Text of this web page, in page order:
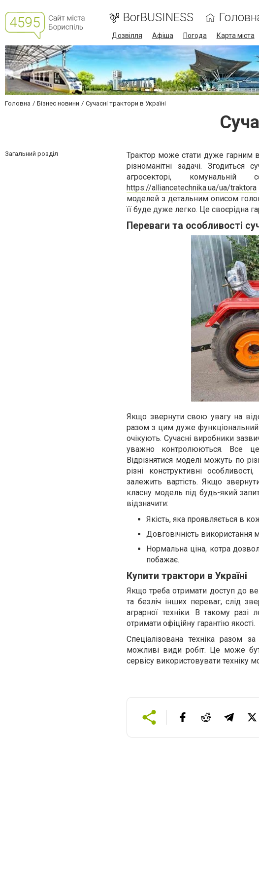
BorBUSINESS
Дозвілля Афіша Погода Карта міста
Головна Бізнес новини Сучасні трактори в Україні
Загальний розділ
Трактор може стати дуже гарним
різноманітні задачі.
агросекторі,
https://alliancetechnika.ua/ua/traktora
моделей з детальним описом
її буде дуже легко. Це своєрідна
Переваги та особливості
Якщо звернути свою увагу на
разом з цим дуже функціональний
очікують. Сучасні виробники
уважно контролюються. Все це
Відрізнятися моделі можуть по
різні конструктивні
залежить вартість. Якщо
класну модель під будь-який
відзначити:
Якість, яка проявляється в
Довговічність
Нормальна ціна, котра
побажає.
Купити трактори в Україні
Якщо треба отримати доступ до
та безліч інших переваг, слід
аграрної техніки. В такому
отримати офіційну гарантію якості.
Спеціалізована техніка разом
можливі види робіт. Це може
сервісу використовувати техніку